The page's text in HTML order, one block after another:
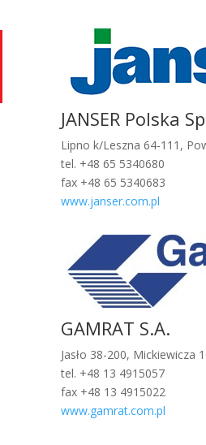
JANSER Polska
Lipno k/Leszna 64-111,
tel. +48 65 5340680
fax +48 65 5340683
www.janser.com.pl
GAMRAT S.A.
Jasło 38-200, Mickiewicza
tel. +48 13 4915057
fax +48 13 4915022
www.gamrat.com.pl